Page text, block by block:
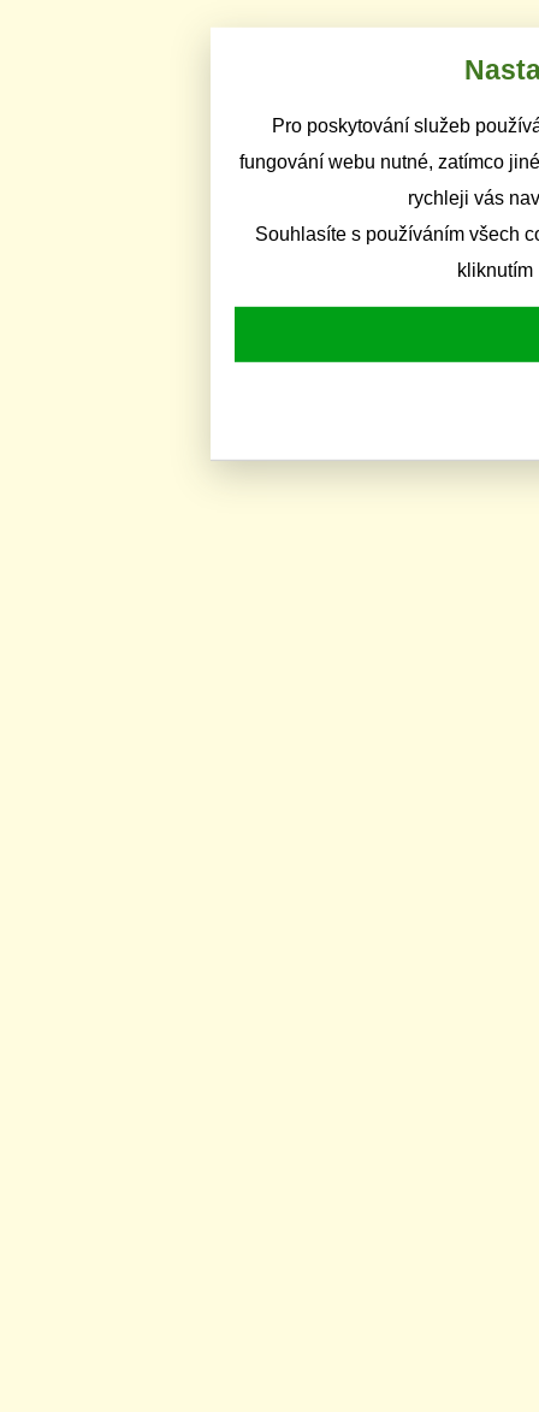
Pro poskytování služeb
fungování webu nutné, zatímco
rychleji vás
Souhlasíte s používáním všech
kliknutím